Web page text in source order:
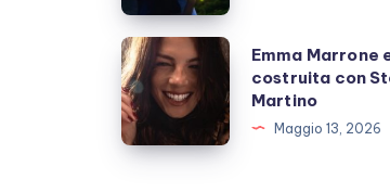
Giulio
Berruti
allo
scoperto
Emma
Marrone
e
l’amicizia
Emma Marrone
costruita con
Martino
Maggio 13, 2026